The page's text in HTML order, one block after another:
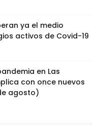
ya el medio
activos de Covid-19
en Las
con once nuevos
agosto)